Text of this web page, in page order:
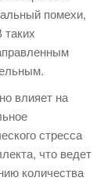
помехи,
влияет на
стресса
что ведет
количества